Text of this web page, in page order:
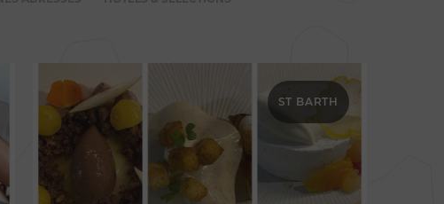
ST BARTH